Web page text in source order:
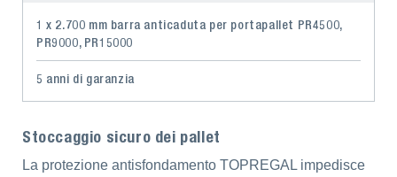
1 x 2.700 mm barra anticaduta per portapallet PR4500,
PR9000, PR15000
5 anni di garanzia
Stoccaggio sicuro dei pallet
La protezione antisfondamento TOPREGAL impedisce